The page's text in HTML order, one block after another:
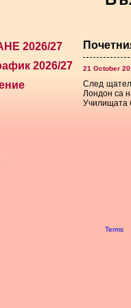
2026/27
2026/27
21 October
След
Лондон са
Училищата
Terms